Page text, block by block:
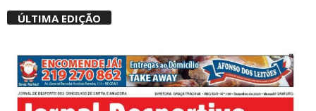
ÚLTIMA EDIÇÃO